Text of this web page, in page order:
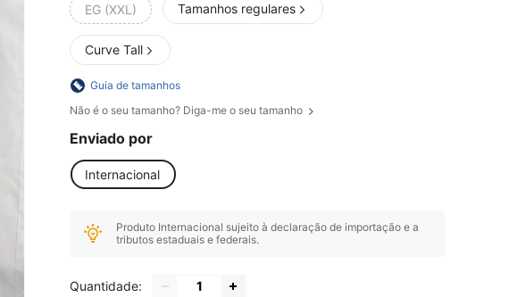
EG (XXL) Tamanhos regulares
Curve Tall
Guia de tamanhos
Não é o seu tamanho? Diga-me o seu tamanho
Enviado por
Internacional
Produto Internacional sujeito à declaração de importação e a
tributos estaduais e federais.
Quantidade: